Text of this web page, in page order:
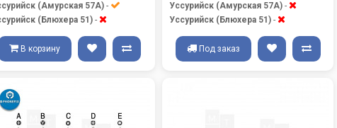
(Амурская 57А) -
(Блюхера 51) -
В корзину
Уссурийск (Амурская 57А) -
Уссурийск (Блюхера 51) -
Под заказ